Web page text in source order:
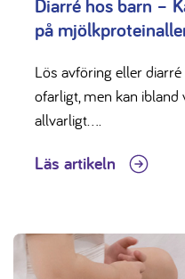
Diarré hos barn –
på
Lös avföring eller
ofarligt, men kan
allvarligt....
Läs artikeln